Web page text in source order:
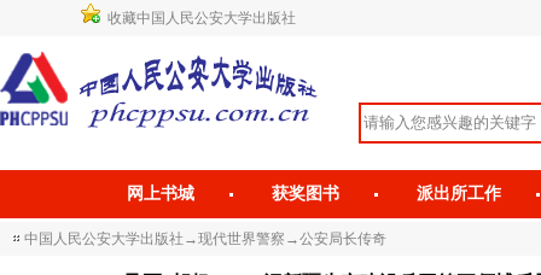
收藏中国人民公安大学出版社
网上书城 获奖图书 派出所工作
中国人民公安大学出版社 →现代世界警察 →公安局长传奇